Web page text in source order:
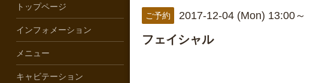
ご予約 2017-12-04 (Mon) 13:00～
フェイシャル
トップページ
インフォメーション
メニュー
キャビテーション